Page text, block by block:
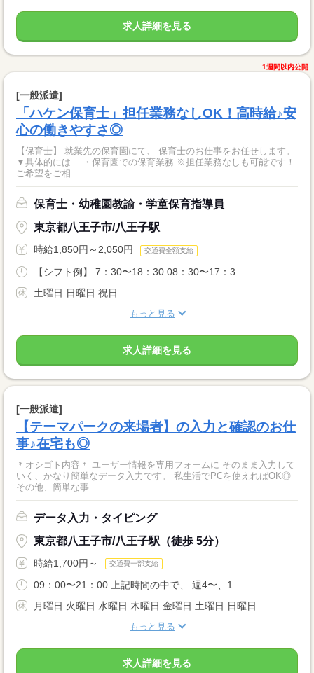
求人詳細を見る
1週間以内公開
[一般派遣]
「ハケン保育士」担任業務なしOK！高時給♪安
心の働きやすさ◎
【保育士】 就業先の保育園にて、 保育士のお仕事をお任せします。
▼具体的には… ・保育園での保育業務 ※担任業務なしも可能です！
ご希望をご相...
保育士・幼稚園教諭・学童保育指導員
東京都八王子市/八王子駅
時給1,850円～2,050円 交通費全額支給
【シフト例】 7：30〜18：30 08：30〜17：3...
土曜日 日曜日 祝日
もっと見る
求人詳細を見る
[一般派遣]
【テーマパークの来場者】の入力と確認のお仕
事♪在宅も◎
＊オシゴト内容＊ ユーザー情報を専用フォームに そのまま入力して
いく、かなり簡単なデータ入力です。 私生活でPCを使えればOK◎
その他、簡単な事...
データ入力・タイピング
東京都八王子市/八王子駅（徒歩 5分）
時給1,700円～ 交通費一部支給
09：00〜21：00 上記時間の中で、 週4〜、1...
月曜日 火曜日 水曜日 木曜日 金曜日 土曜日 日曜日
もっと見る
求人詳細を見る